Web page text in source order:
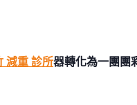
減重 診所器轉化為一團團